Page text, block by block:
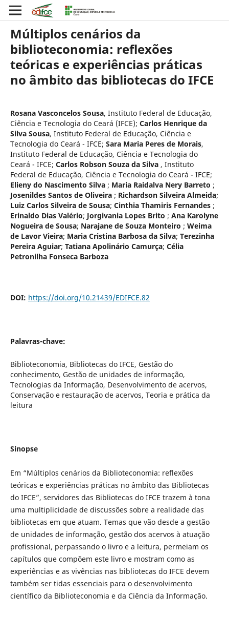
Múltiplos cenários da
biblioteconomia: reflexões
teóricas e experiências práticas
no âmbito das bibliotecas do IFCE
Rosana Vasconcelos Sousa, Instituto Federal de Educação,
Ciência e Tecnologia do Ceará (IFCE); Carlos Henrique da
Silva Sousa, Instituto Federal de Educação, Ciência e
Tecnologia do Ceará - IFCE; Sara Maria Peres de Morais,
Instituto Federal de Educação, Ciência e Tecnologia do
Ceará - IFCE; Carlos Robson Souza da Silva , Instituto
Federal de Educação, Ciência e Tecnologia do Ceará - IFCE;
Elieny do Nascimento Silva ; Maria Raidalva Nery Barreto ;
Josenildes Santos de Oliveira ; Richardson Silveira Almeida;
Luiz Carlos Silveira de Sousa; Cinthia Thamiris Fernandes ;
Erinaldo Dias Valério; Jorgivania Lopes Brito ; Ana Karolyne
Nogueira de Sousa; Narajane de Souza Monteiro ; Weima
de Lavor Vieira; Maria Cristina Barbosa da Silva; Terezinha
Pereira Aguiar; Tatiana Apolinário Camurça; Célia
Petronilha Fonseca Barboza
DOI: https://doi.org/10.21439/EDIFCE.82
Palavras-chave:
Biblioteconomia, Bibliotecas do IFCE, Gestão do
conhecimento, Gestão de unidades de informação,
Tecnologias da Informação, Desenvolvimento de acervos,
Conservação e restauração de acervos, Teoria e prática da
leitura
Sinopse
Em “Múltiplos cenários da Biblioteconomia: reflexões
teóricas e experiências práticas no âmbito das Bibliotecas
do IFCE”, servidores das Bibliotecas do IFCE trazem à tona
uma multiplicidade de discussões sobre a realidade das
bibliotecas em que atuam. Temas que vão desde a gestão
de unidades de informação, gestão dos acervos à atuação
profissional, perpassando o livro e a leitura, permeiam os
capítulos que compõem este livro e mostram como as
experiências e as vivências nas bibliotecas do IFCE devem
também ser tidas essenciais para o desenvolvimento
científico da Biblioteconomia e da Ciência da Informação.